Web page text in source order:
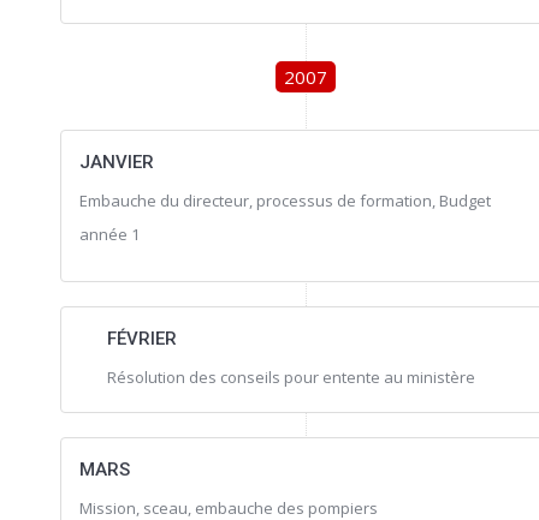
2007
JANVIER
Embauche du directeur, processus de formation, Budget
année 1
FÉVRIER
Résolution des conseils pour entente au ministère
MARS
Mission, sceau, embauche des pompiers